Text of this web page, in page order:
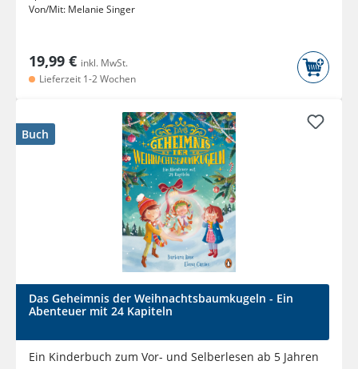
Von/Mit: Melanie Singer
19,99 € inkl. MwSt.
Lieferzeit 1-2 Wochen
Buch
Das Geheimnis der Weihnachtsbaumkugeln - Ein
Abenteuer mit 24 Kapiteln
Ein Kinderbuch zum Vor- und Selberlesen ab 5 Jahren